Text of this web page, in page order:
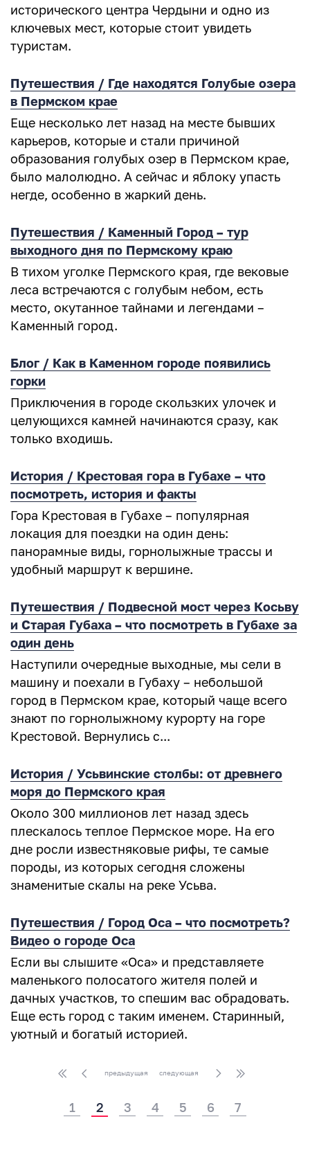
исторического центра Чердыни и одно из
ключевых мест, которые стоит увидеть
туристам.
Путешествия / Где находятся Голубые озера
в Пермском крае
Еще несколько лет назад на месте бывших
карьеров, которые и стали причиной
образования голубых озер в Пермском крае,
было малолюдно. А сейчас и яблоку упасть
негде, особенно в жаркий день.
Путешествия / Каменный Город – тур
выходного дня по Пермскому краю
В тихом уголке Пермского края, где вековые
леса встречаются с голубым небом, есть
место, окутанное тайнами и легендами –
Каменный город.
Блог / Как в Каменном городе появились
горки
Приключения в городе скользких улочек и
целующихся камней начинаются сразу, как
только входишь.
История / Крестовая гора в Губахе – что
посмотреть, история и факты
Гора Крестовая в Губахе – популярная
локация для поездки на один день:
панорамные виды, горнолыжные трассы и
удобный маршрут к вершине.
Путешествия / Подвесной мост через Косьву
и Старая Губаха – что посмотреть в Губахе за
один день
Наступили очередные выходные, мы сели в
машину и поехали в Губаху – небольшой
город в Пермском крае, который чаще всего
знают по горнолыжному курорту на горе
Крестовой. Вернулись с...
История / Усьвинские столбы: от древнего
моря до Пермского края
Около 300 миллионов лет назад здесь
плескалось теплое Пермское море. На его
дне росли известняковые рифы, те самые
породы, из которых сегодня сложены
знаменитые скалы на реке Усьва.
Путешествия / Город Оса – что посмотреть?
Видео о городе Оса
Если вы слышите «Оса» и представляете
маленького полосатого жителя полей и
дачных участков, то спешим вас обрадовать.
Еще есть город с таким именем. Старинный,
уютный и богатый историей.
предыдущая следующая
1 2 3 4 5 6 7